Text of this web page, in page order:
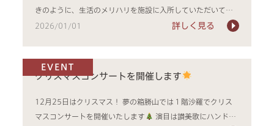
きのように、生活のメリハリを施設に入所していただいてか
らも続けてい...
2026/01/01 詳しく見る
EVENT
クリスマスコンサートを開催します
12月25日はクリスマス！ 夢の箱勝山では１階沙羅でクリス
マスコンサートを開催いたします